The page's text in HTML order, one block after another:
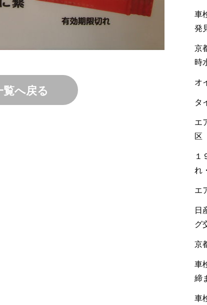
覧へ戻る
車
発
京
時
オ
タ
エ
区
れ
エ
日
グ
京
車
締
車